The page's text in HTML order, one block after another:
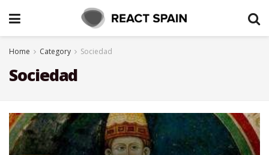
Home Category Sociedad
Sociedad